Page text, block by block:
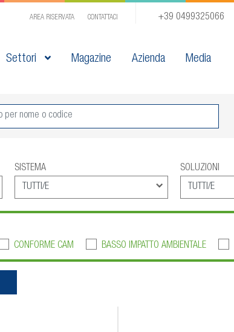
AREA RISERVATA CONTATTACI +39 0499325066
Settori Magazine Azienda Media
SISTEMA SOLUZIONI
CONFORME CAM BASSO IMPATTO AMBIENTALE